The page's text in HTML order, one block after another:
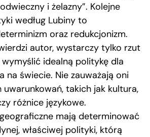
i żelazny”. Kolejne
według Lubiny to
oraz redukcjonizm.
autor, wystarczy tylko rzut
idealną politykę dla
na świecie. Nie zauważają oni
takich jak kultura,
różnice językowe.
mają determinować
właściwej polityki, którą